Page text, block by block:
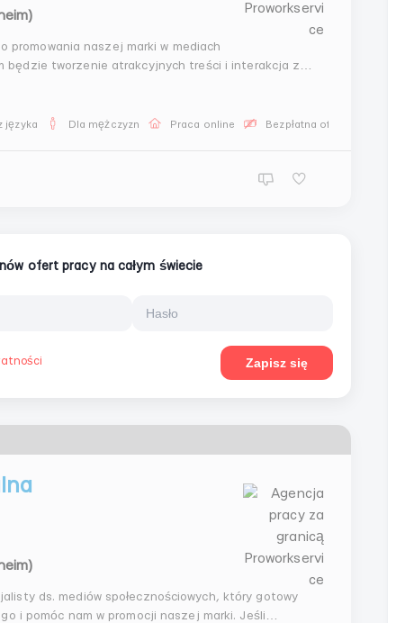
promowania naszej marki w mediach
będzie tworzenie atrakcyjnych treści i interakcja z
języka Dla mężczyzn Praca online Bezpłatna oferta pracy
ofert pracy na całym świecie
Zapisz się
ds. mediów społecznościowych, który gotowy
i pomóc nam w promocji naszej marki. Jeśli